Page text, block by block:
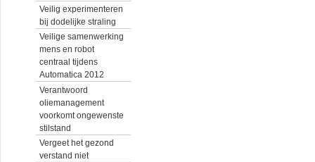
Veilig experimenteren
bij dodelijke straling
Veilige samenwerking
mens en robot
centraal tijdens
Automatica 2012
Verantwoord
oliemanagement
voorkomt ongewenste
stilstand
Vergeet het gezond
verstand niet